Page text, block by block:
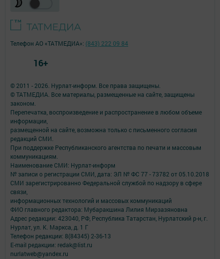
© 2011 - 2026. Нурлат-⁠информ. Все права защищены.
© ТАТМЕДИА. Все материалы, размещенные на сайте, защищены
законом.
Перепечатка, воспроизведение и распространение в любом объеме
информации,
размещенной на сайте, возможна только с письменного согласия
редакций СМИ.
При поддержке Республиканского агентства по печати и массовым
коммуникациям.
Наименование СМИ: Нурлат-⁠информ
№ записи о регистрации СМИ, дата: ЭЛ № ФС 77 -⁠ 73782 от 05.10.2018
СМИ зарегистрированно Федеральной службой по надзору в сфере
связи,
информационных технологий и массовых коммуникаций
ФИО главного редактора: Мубаракшина Лилия Мирзазяновна
Адрес редакции: 423040, РФ, Республика Татарстан, Нурлатский р-н, г.
Нурлат, ул. К. Маркса, д. 1 Г
Телефон редакции: 8(84345) 2-36-13
E-mail редакции: redak@list.ru
nurlatweb@yandex.ru
Телефон АО «ТАТМЕДИА»: (843) 222 09 84
16+